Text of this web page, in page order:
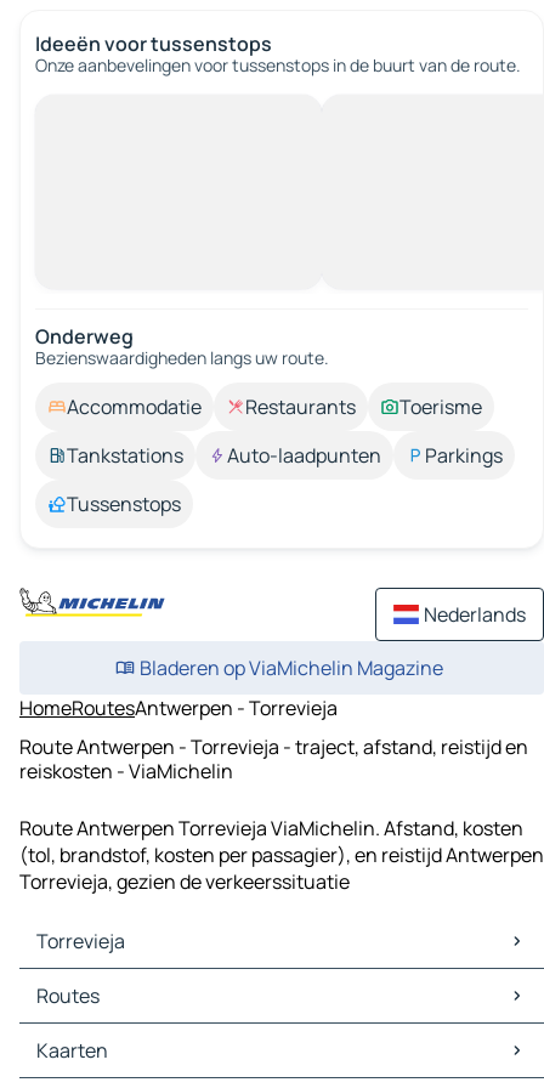
Ideeën voor tussenstops
Onze aanbevelingen voor tussenstops in de buurt van de route.
Onderweg
Bezienswaardigheden langs uw route.
Accommodatie Restaurants
Toerisme
Tankstations
Auto-laadpunten
Parkings
Tussenstops
Nederlands
Bladeren op ViaMichelin Magazine
HomeRoutesAntwerpen - Torrevieja
Route Antwerpen - Torrevieja - traject, afstand, reistijd en
reiskosten - ViaMichelin
Route Antwerpen Torrevieja ViaMichelin. Afstand, kosten
(tol, brandstof, kosten per passagier), en reistijd Antwerpen
Torrevieja, gezien de verkeerssituatie
Torrevieja
Torrevieja Kaarten
Torrevieja Verkeer
Torrevieja Hotels
Torrevieja Restaurants
Routes
Routes Torrevieja - Murcia
Routes Torrevieja - Elche
Kaarten